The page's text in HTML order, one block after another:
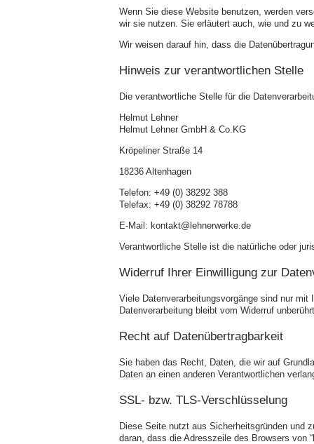
Wenn Sie diese Website benutzen, werden
wir sie nutzen. Sie erläutert auch, wie und zu
Wir weisen darauf hin, dass die
Hinweis zur verantwortlichen Stelle
Die verantwortliche Stelle für die
Helmut Lehner
Helmut Lehner GmbH & Co.KG
Kröpeliner Straße 14
18236 Altenhagen
Telefon: +49 (0) 38292 388
Telefax: +49 (0) 38292 78788
E-Mail: kontakt@lehnerwerke.de
Verantwortliche Stelle ist die natürliche oder
Widerruf Ihrer Einwilligung zur
Viele Datenverarbeitungsvorgänge sind nur
Datenverarbeitung bleibt vom Widerruf
Recht auf Datenübertragbarkeit
Sie haben das Recht, Daten, die wir auf
Daten an einen anderen Verantwortlichen
SSL- bzw. TLS-Verschlüsselung
Diese Seite nutzt aus Sicherheitsgründen und
daran, dass die Adresszeile des Browsers von